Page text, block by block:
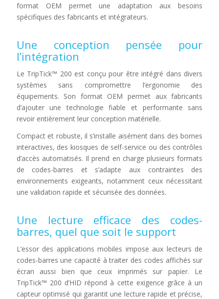
format OEM permet une adaptation aux besoins
spécifiques des fabricants et intégrateurs.
Une conception pensée pour
l’intégration
Le TripTick™ 200 est conçu pour être intégré dans divers
systèmes sans compromettre l’ergonomie des
équipements. Son format OEM permet aux fabricants
d’ajouter une technologie fiable et performante sans
revoir entièrement leur conception matérielle.
Compact et robuste, il s’installe aisément dans des bornes
interactives, des kiosques de self-service ou des contrôles
d’accès automatisés. Il prend en charge plusieurs formats
de codes-barres et s’adapte aux contraintes des
environnements exigeants, notamment ceux nécessitant
une validation rapide et sécurisée des données.
Une lecture efficace des codes-
barres, quel que soit le support
L’essor des applications mobiles impose aux lecteurs de
codes-barres une capacité à traiter des codes affichés sur
écran aussi bien que ceux imprimés sur papier. Le
TripTick™ 200 d’HID répond à cette exigence grâce à un
capteur optimisé qui garantit une lecture rapide et précise,